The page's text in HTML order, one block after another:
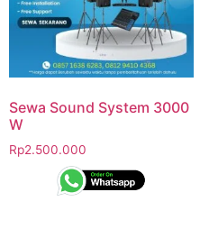
Sewa Sound System 3000
W
Rp2.500.000